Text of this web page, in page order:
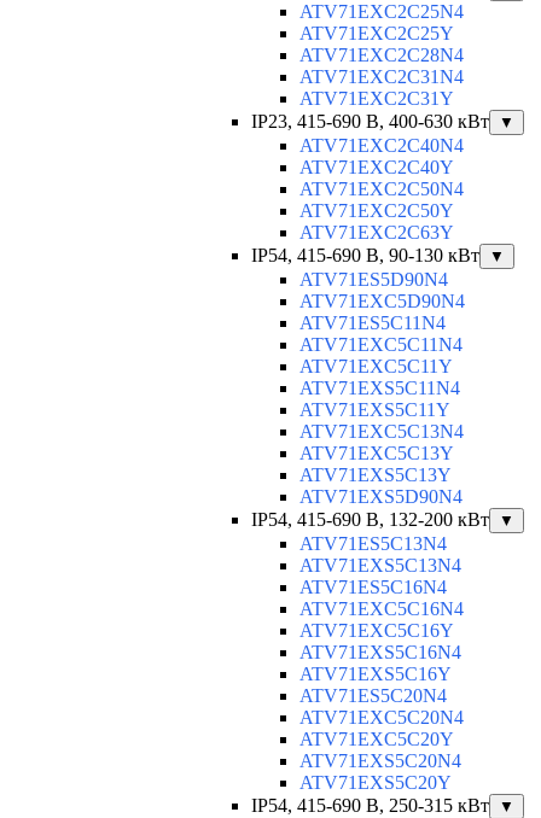
ATV71EXC2C25N4
ATV71EXC2C25Y
ATV71EXC2C28N4
ATV71EXC2C31N4
ATV71EXC2C31Y
IP23, 415-690 B, 400-630 кВт
▼
ATV71EXC2C40N4
ATV71EXC2C40Y
ATV71EXC2C50N4
ATV71EXC2C50Y
ATV71EXC2C63Y
IP54, 415-690 B, 90-130 кВт
▼
ATV71ES5D90N4
ATV71EXC5D90N4
ATV71ES5C11N4
ATV71EXC5C11N4
ATV71EXC5C11Y
ATV71EXS5C11N4
ATV71EXS5C11Y
ATV71EXC5C13N4
ATV71EXC5C13Y
ATV71EXS5C13Y
ATV71EXS5D90N4
IP54, 415-690 B, 132-200 кВт
▼
ATV71ES5C13N4
ATV71EXS5C13N4
ATV71ES5C16N4
ATV71EXC5C16N4
ATV71EXC5C16Y
ATV71EXS5C16N4
ATV71EXS5C16Y
ATV71ES5C20N4
ATV71EXC5C20N4
ATV71EXC5C20Y
ATV71EXS5C20N4
ATV71EXS5C20Y
IP54, 415-690 B, 250-315 кВт
▼